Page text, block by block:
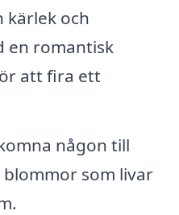
kärlek och
en romantisk
att fira ett
någon till
som livar